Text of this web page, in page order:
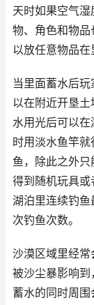
天时如果空气
物、角色和物
以放任意物品在
当里面蓄水后
以在附近开垦
水用光后可以
时用淡水鱼竿
鱼，除此之外
得到随机玩具
湖泊里连续钓
次钓鱼次数。
沙漠区域里经
被沙尘暴影响
蓄水的同时周围